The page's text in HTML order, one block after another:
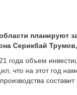
планируют
Серикбай
года объем
что на этот год